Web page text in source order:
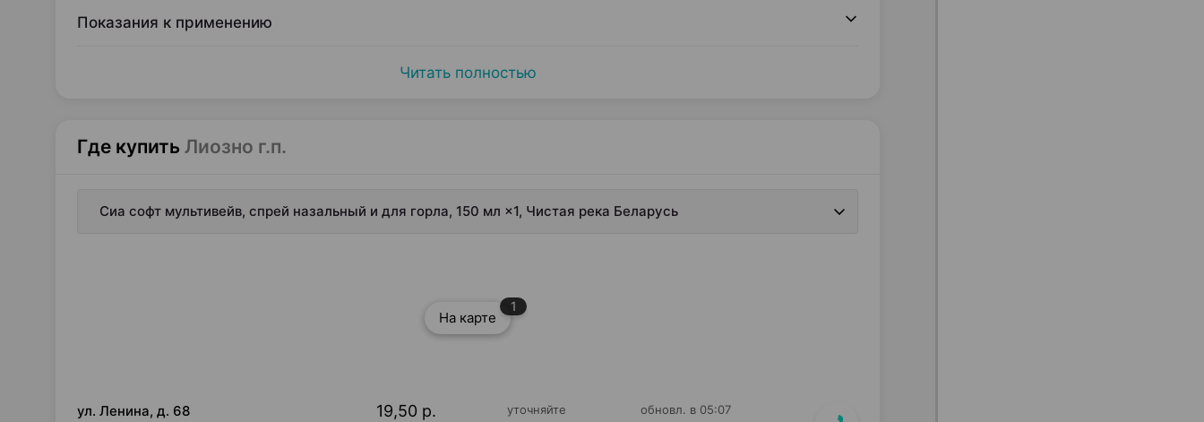
Показания к применению
Читать полностью
Где купить Лиозно г.п.
Сиа софт мультивейв, спрей назальный и для горла, 150 мл ×1, Чистая река Беларусь
На карте
1
ул. Ленина, д. 68 19,50 р. уточняйте обновл. в 05:07